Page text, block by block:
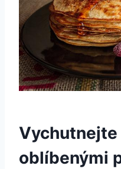
oblíbenými